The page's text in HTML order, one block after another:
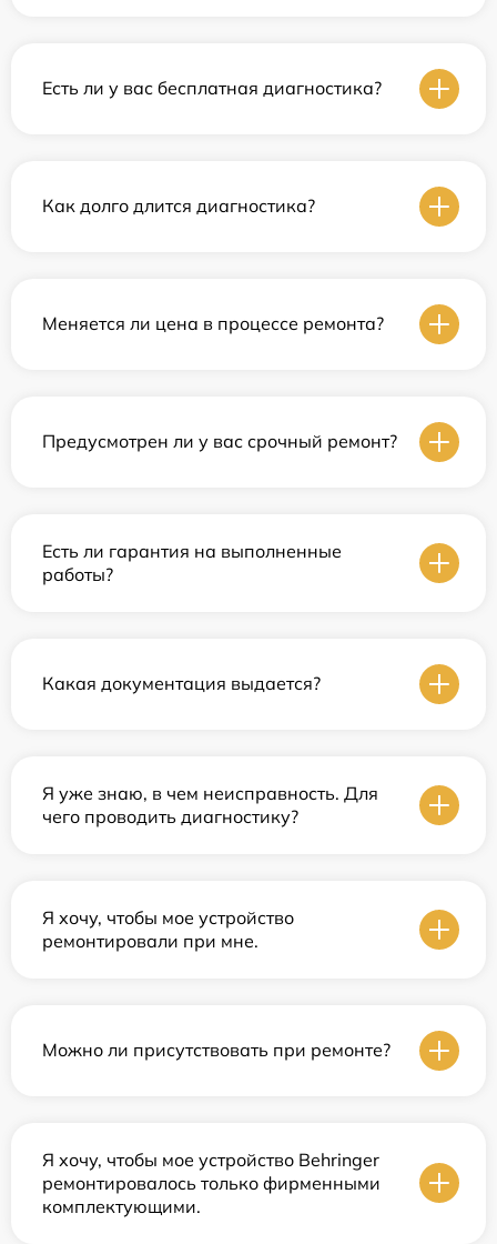
Есть ли у вас бесплатная диагностика?
Как долго длится диагностика?
Меняется ли цена в процессе ремонта?
Предусмотрен ли у вас срочный ремонт?
Есть ли гарантия на выполненные
работы?
Какая документация выдается?
Я уже знаю, в чем неисправность. Для
чего проводить диагностику?
Я хочу, чтобы мое устройство
ремонтировали при мне.
Можно ли присутствовать при ремонте?
Я хочу, чтобы мое устройство Behringer
ремонтировалось только фирменными
комплектующими.